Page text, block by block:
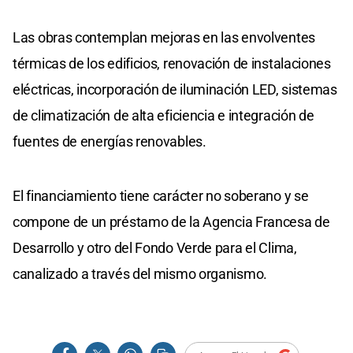
Las obras contemplan mejoras en las envolventes
térmicas de los edificios, renovación de instalaciones
eléctricas, incorporación de iluminación LED, sistemas
de climatización de alta eficiencia e integración de
fuentes de energías renovables.
El financiamiento tiene carácter no soberano y se
compone de un préstamo de la Agencia Francesa de
Desarrollo y otro del Fondo Verde para el Clima,
canalizado a través del mismo organismo.